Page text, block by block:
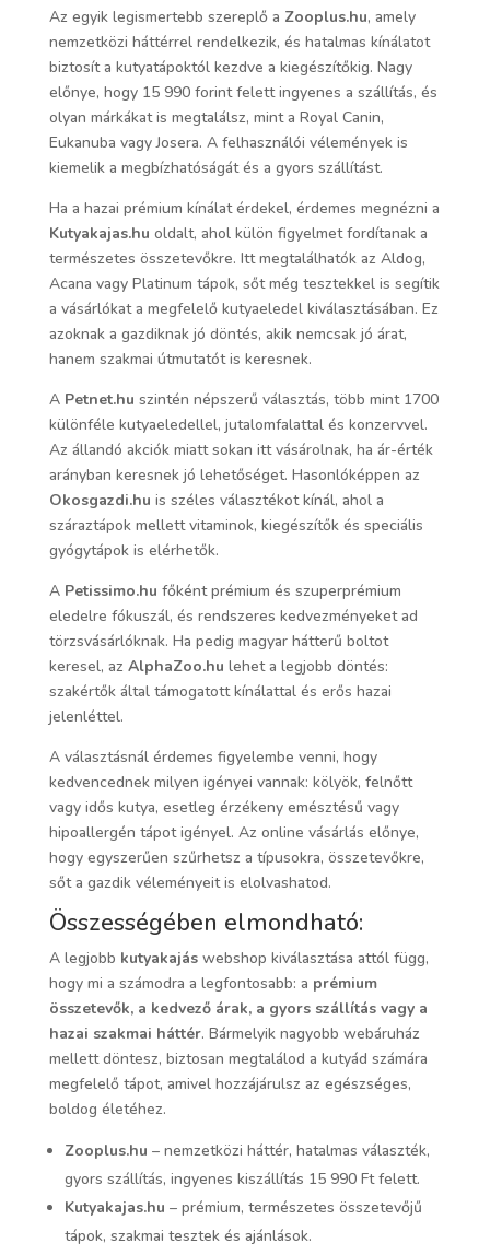
Az egyik legismertebb szereplő a Zooplus.hu, amely
nemzetközi háttérrel rendelkezik, és hatalmas kínálatot
biztosít a kutyatápoktól kezdve a kiegészítőkig. Nagy
előnye, hogy 15 990 forint felett ingyenes a szállítás, és
olyan márkákat is megtalálsz, mint a Royal Canin,
Eukanuba vagy Josera. A felhasználói vélemények is
kiemelik a megbízhatóságát és a gyors szállítást.
Ha a hazai prémium kínálat érdekel, érdemes megnézni a
Kutyakajas.hu oldalt, ahol külön figyelmet fordítanak a
természetes összetevőkre. Itt megtalálhatók az Aldog,
Acana vagy Platinum tápok, sőt még tesztekkel is segítik
a vásárlókat a megfelelő kutyaeledel kiválasztásában. Ez
azoknak a gazdiknak jó döntés, akik nemcsak jó árat,
hanem szakmai útmutatót is keresnek.
A Petnet.hu szintén népszerű választás, több mint 1700
különféle kutyaeledellel, jutalomfalattal és konzervvel.
Az állandó akciók miatt sokan itt vásárolnak, ha ár-érték
arányban keresnek jó lehetőséget. Hasonlóképpen az
Okosgazdi.hu is széles választékot kínál, ahol a
száraztápok mellett vitaminok, kiegészítők és speciális
gyógytápok is elérhetők.
A Petissimo.hu főként prémium és szuperprémium
eledelre fókuszál, és rendszeres kedvezményeket ad
törzsvásárlóknak. Ha pedig magyar hátterű boltot
keresel, az AlphaZoo.hu lehet a legjobb döntés:
szakértők által támogatott kínálattal és erős hazai
jelenléttel.
A választásnál érdemes figyelembe venni, hogy
kedvencednek milyen igényei vannak: kölyök, felnőtt
vagy idős kutya, esetleg érzékeny emésztésű vagy
hipoallergén tápot igényel. Az online vásárlás előnye,
hogy egyszerűen szűrhetsz a típusokra, összetevőkre,
sőt a gazdik véleményeit is elolvashatod.
Összességében elmondható:
A legjobb kutyakajáswebshop kiválasztása attól függ,
hogy mi a számodra a legfontosabb: a prémium
összetevők, a kedvező árak, a gyors szállítás vagy a
hazai szakmai háttér. Bármelyik nagyobb webáruház
mellett döntesz, biztosan megtalálod a kutyád számára
megfelelő tápot, amivel hozzájárulsz az egészséges,
boldog életéhez.
Zooplus.hu – nemzetközi háttér, hatalmas választék,
gyors szállítás, ingyenes kiszállítás 15 990 Ft felett.
Kutyakajas.hu – prémium, természetes összetevőjű
tápok, szakmai tesztek és ajánlások.